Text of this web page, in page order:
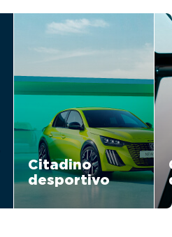
Citadino
desportivo